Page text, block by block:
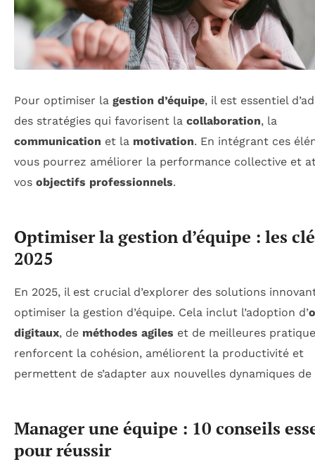
Pour optimiser la gestion d’équipe, il est essentiel
des stratégies qui favorisent la collaboration, la
communication et la motivation. En intégrant ces
vous pourrez améliorer la performance collective et
vos objectifs professionnels.
Optimiser la gestion d’équipe : les
2025
En 2025, il est crucial d’explorer des solutions
optimiser la gestion d’équipe. Cela inclut l’adoption d’
digitaux, de méthodes agiles et de meilleures
renforcent la cohésion, améliorent la productivité et
permettent de s’adapter aux nouvelles dynamiques
Manager une équipe : 10 conseils
pour réussir